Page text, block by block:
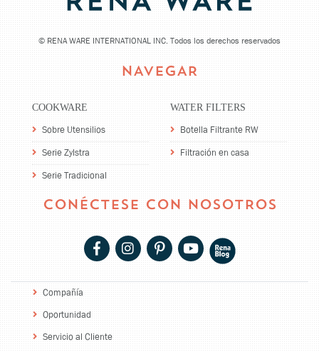
© RENA WARE INTERNATIONAL INC. Todos los derechos reservados
NAVEGAR
COOKWARE
Sobre Utensilios
Serie Zylstra
Serie Tradicional
WATER FILTERS
Botella Filtrante RW
Filtración en casa
CONÉCTESE CON NOSOTROS
Compañía
Oportunidad
Servicio al Cliente